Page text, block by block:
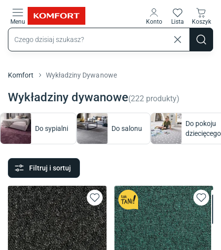
Menu Konto Lista Koszyk
Komfort Wykładziny Dywanowe
Wykładziny dywanowe(222 produkty)
Do sypialni Do salonu
Do pokoju
dziecięcego
Filtruj i sortuj